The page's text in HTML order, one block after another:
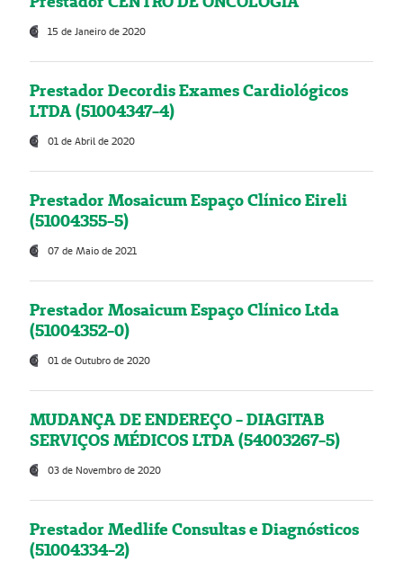
15 de Janeiro de 2020
Prestador Decordis Exames Cardiológicos
LTDA (51004347-4)
01 de Abril de 2020
Prestador Mosaicum Espaço Clínico Eireli
(51004355-5)
07 de Maio de 2021
Prestador Mosaicum Espaço Clínico Ltda
(51004352-0)
01 de Outubro de 2020
MUDANÇA DE ENDEREÇO - DIAGITAB
SERVIÇOS MÉDICOS LTDA (54003267-5)
03 de Novembro de 2020
Prestador Medlife Consultas e Diagnósticos
(51004334-2)